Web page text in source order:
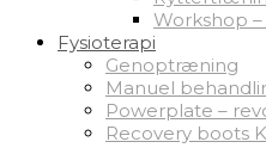
Workshop
Fysioterapi
Genoptræning
Manuel
Powerplate –
Recovery boots